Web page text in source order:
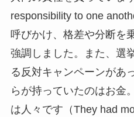
responsibility to one
呼びかけ、格差や分断を
強調しました。また、選
る反対キャンペーンがあ
らが持っていたのはお金
は人々です（They had